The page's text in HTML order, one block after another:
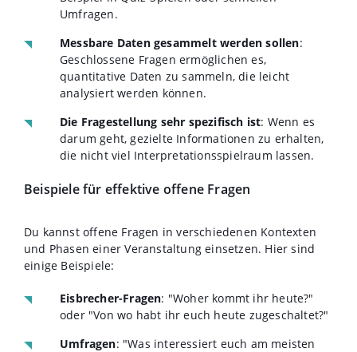
Umfragen.
Messbare Daten gesammelt werden sollen:
Geschlossene Fragen ermöglichen es,
quantitative Daten zu sammeln, die leicht
analysiert werden können.
Die Fragestellung sehr spezifisch ist: Wenn es
darum geht, gezielte Informationen zu erhalten,
die nicht viel Interpretationsspielraum lassen.
Beispiele für effektive offene Fragen
Du kannst offene Fragen in verschiedenen Kontexten
und Phasen einer Veranstaltung einsetzen. Hier sind
einige Beispiele:
Eisbrecher-Fragen: "Woher kommt ihr heute?"
oder "Von wo habt ihr euch heute zugeschaltet?"
Umfragen: "Was interessiert euch am meisten